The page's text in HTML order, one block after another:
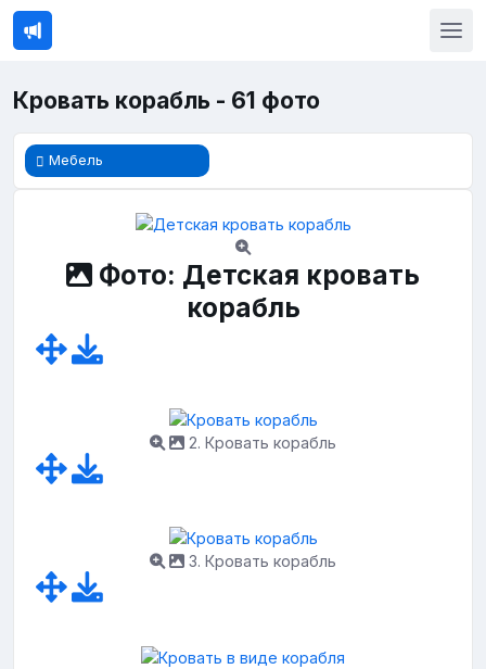
Кровать корабль - 61 фото
Мебель
Фото: Детская кровать
корабль
2. Кровать корабль
3. Кровать корабль